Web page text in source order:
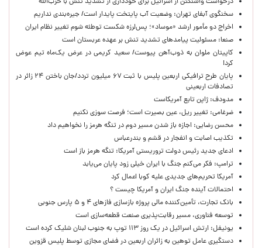
سخنگوی آبفای تهران: وضعیت آب پایتخت پایدار است/ جیره‌بندی نداریم
اخراج دو مأمور ارشد «موساد»؛ پس‌لرزه شکست توطئه شوم تغییر نظام ایران
صنعا: مسئولیت پیامدهای تشدید تنش بر عهده عربستان است
کاپیتان ملوان به ذوب‌آهن پیوست/ سعید کریمی در عرض یک‌ماه تیم عوض
کرد!
پایان طرح ترافیکی اربعین پلیس با ثبت ۶۷ میلیون تردد/جان باختن ۲۴ زائر در
تصادفات اربعینی
مدودف: ژاپن تابع آمریکاست
ضرغامی: تغییر ریل، عین بصیرت است؛ فرصت سوزی نکنیم
محسن رضایی: اجازه باز شدن مسیر دوم در تنگه هرمز را نخواهیم داد
تکذیب اصابت و انفجار در قشم و بندرعباس
ادعای جدید رئیس دولت تروریستی آمریکا: تنگه هرمز باز است
ترامپ: فکر می‌کنم جنگ با ایران خیلی زود پایان می‌یابد
آمریکا تحریم‌های جدیدی علیه کوبا اعمال کرد
احتمالات آینده جنگ ایران و آمریکا چیست ؟
بانک تجارت، تأمین‌کننده مالی پروژه بازسازی فازهای ۴ و ۵ پارس جنوبی
توسعه فناوری، مسیر رقابت‌پذیری صنعت قطعه‌سازی است
یونیفل: ارتش اسرائیل در یک روز ۱۱۳ توپ به جنوب لبنان شلیک کرده است
دستگیری عامل توهین به زائران اربعین در فضای مجازی توسط پلیس قزوین